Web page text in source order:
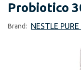
Probiotico
Brand: NESTLE